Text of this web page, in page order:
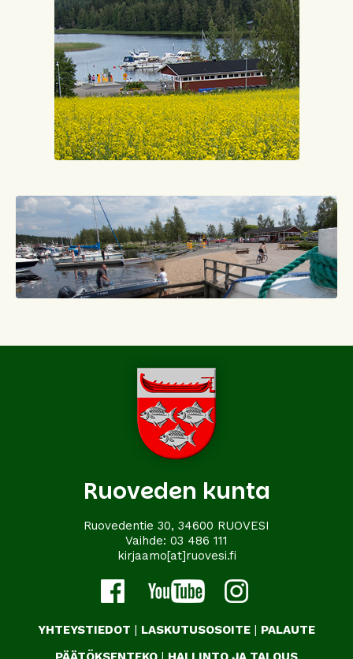
Ruoveden kunta
Ruovedentie 30, 34600 RUOVESI
Vaihde: 03 486 111
kirjaamo[at]ruovesi.fi
YHTEYSTIEDOT | LASKUTUSOSOITE | PALAUTE